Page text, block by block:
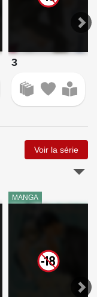
3
Voir la série
MANGA